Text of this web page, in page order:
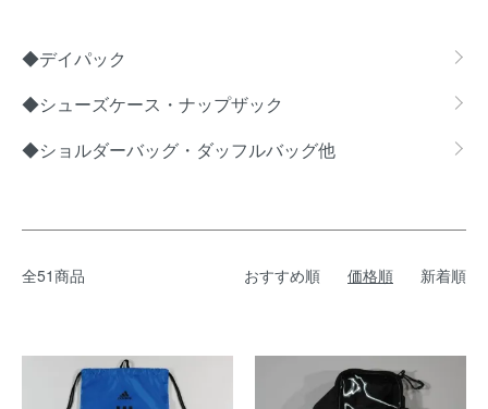
◆デイパック
◆シューズケース・ナップザック
◆ショルダーバッグ・ダッフルバッグ他
全51商品 おすすめ順 価格順 新着順